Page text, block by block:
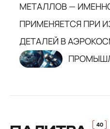
МЕТАЛЛОВ —
ПРИМЕНЯЕТСЯ ПРИ
ДЕТАЛЕЙ В